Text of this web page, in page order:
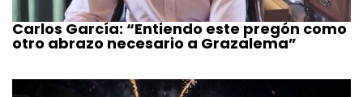
Carlos García: “Entiendo este pregón como
otro abrazo necesario a Grazalema”